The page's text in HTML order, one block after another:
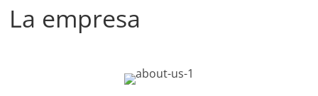
del
Conocimiento
La empresa